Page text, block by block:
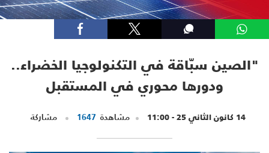
"الصين سبّاقة في التكنولوجيا الخضراء..
ودورها محوري في المستقبل
14 كانون الثاني 25 - 11:00 مشاهدة 1647 مشاركة